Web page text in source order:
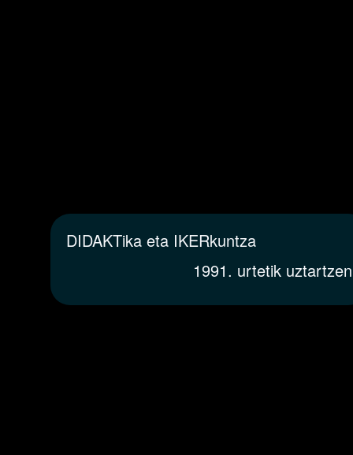
DIDAKTika eta IKERkuntza
1991. urtetik uztartzen